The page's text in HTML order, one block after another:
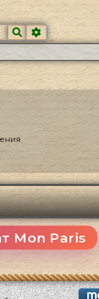
Поиск
Mon Paris